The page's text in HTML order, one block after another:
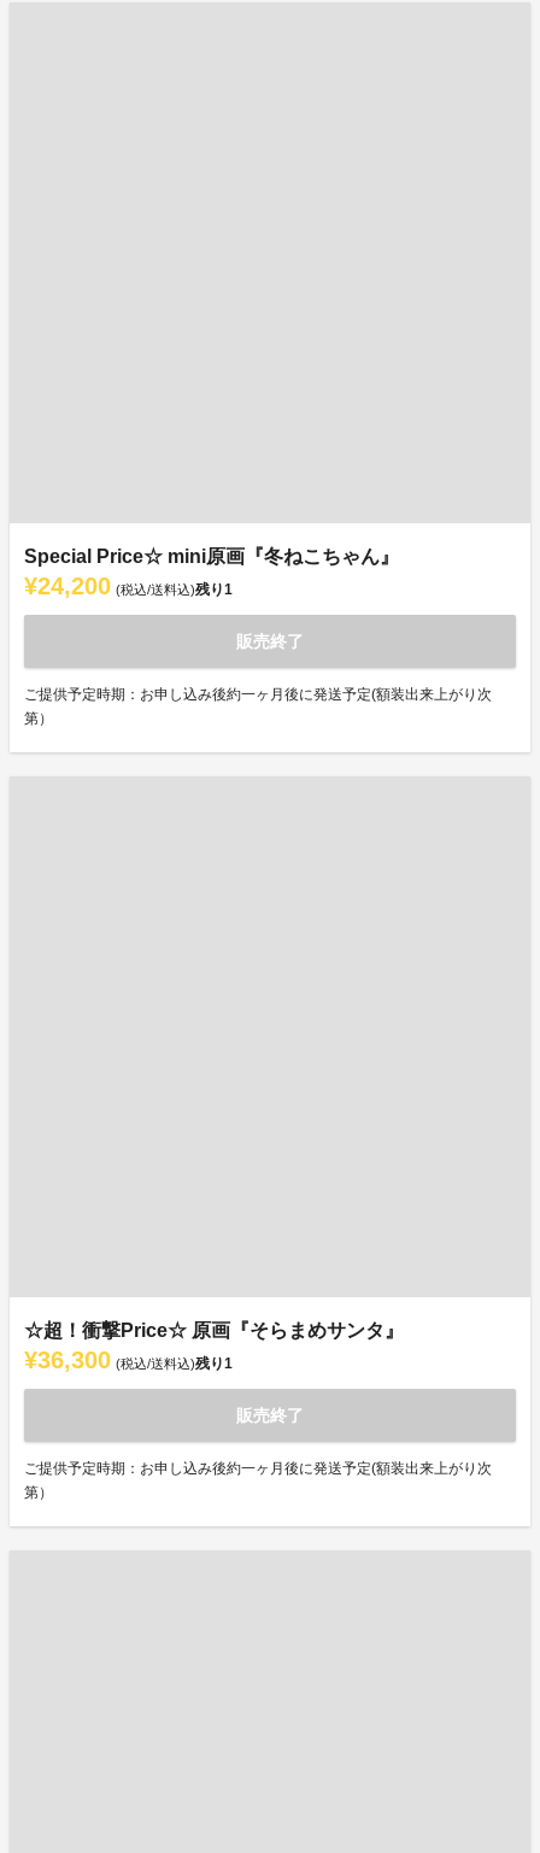
Special Price☆ mini原画『冬ねこちゃん』
¥24,200 (税込/送料込)残り1
販売終了
ご提供予定時期：お申し込み後約一ヶ月後に発送予定(額装出来上がり次
第）
☆超！衝撃Price☆ 原画『そらまめサンタ』
¥36,300 (税込/送料込)残り1
販売終了
ご提供予定時期：お申し込み後約一ヶ月後に発送予定(額装出来上がり次
第）